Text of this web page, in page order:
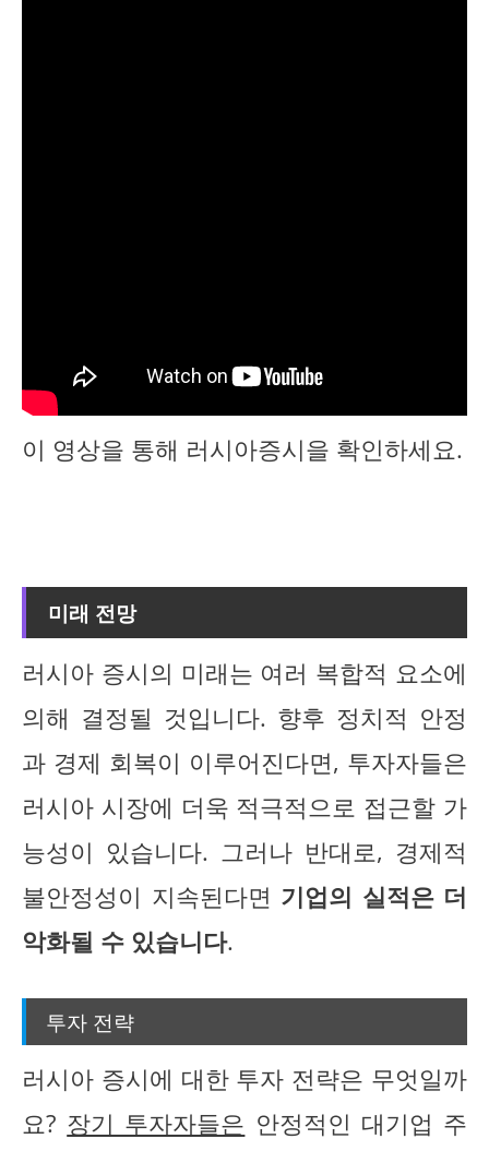
이 영상을 통해 러시아증시을 확인하세요.
미래 전망
러시아 증시의 미래는 여러 복합적 요소에
의해 결정될 것입니다. 향후 정치적 안정
과 경제 회복이 이루어진다면, 투자자들은
러시아 시장에 더욱 적극적으로 접근할 가
능성이 있습니다. 그러나 반대로, 경제적
불안정성이 지속된다면 기업의 실적은 더
악화될 수 있습니다.
투자 전략
러시아 증시에 대한 투자 전략은 무엇일까
요? 장기 투자자들은 안정적인 대기업 주